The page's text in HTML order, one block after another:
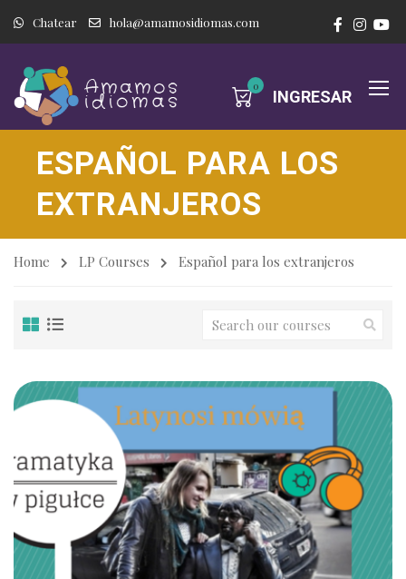
Chatear hola@amamosidiomas.com
0
INGRESAR
ESPAÑOL PARA LOS
EXTRANJEROS
Home LP Courses Español para los extranjeros